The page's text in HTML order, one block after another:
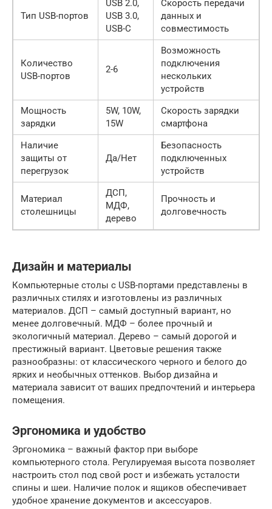
Тип USB-портов
USB 2.0,
USB 3.0,
USB-C
Скорость передачи
данных и
совместимость
Количество
USB-портов
2-6
Возможность
подключения
нескольких
устройств
Мощность
зарядки
5W, 10W,
15W
Скорость зарядки
смартфона
Наличие
защиты от
перегрузок
Да/Нет
Безопасность
подключенных
устройств
Материал
столешницы
ДСП,
МДФ,
дерево
Прочность и
долговечность
Дизайн и материалы
Компьютерные столы с USB-портами представлены в
различных стилях и изготовлены из различных
материалов. ДСП – самый доступный вариант, но
менее долговечный. МДФ – более прочный и
экологичный материал. Дерево – самый дорогой и
престижный вариант. Цветовые решения также
разнообразны: от классического черного и белого до
ярких и необычных оттенков. Выбор дизайна и
материала зависит от ваших предпочтений и интерьера
помещения.
Эргономика и удобство
Эргономика – важный фактор при выборе
компьютерного стола. Регулируемая высота позволяет
настроить стол под свой рост и избежать усталости
спины и шеи. Наличие полок и ящиков обеспечивает
удобное хранение документов и аксессуаров.